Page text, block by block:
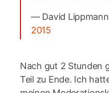
— David
2015
Nach gut 2 Stunden
Teil zu Ende. Ich